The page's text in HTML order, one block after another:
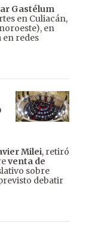
Gastélum
en Culiacán,
en
en redes
Milei, retiró
venta de
sobre
debatir